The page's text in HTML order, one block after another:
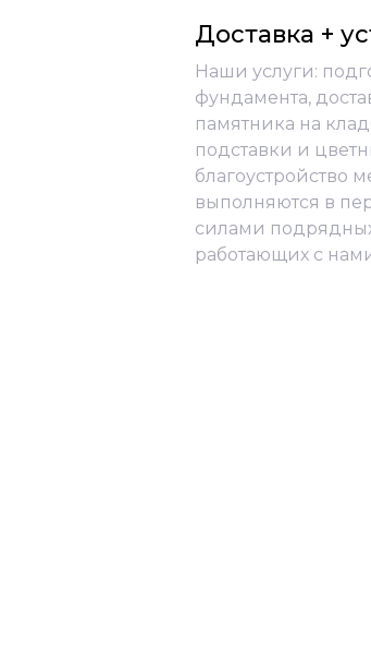
Доставка +
Наши услуги:
фундамента,
памятника на
подставки и
благоустройство
выполняются в
силами
работающих с